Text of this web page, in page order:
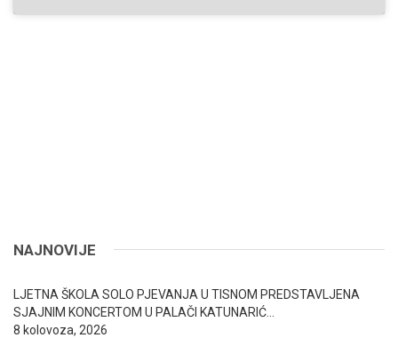
NAJNOVIJE
LJETNA ŠKOLA SOLO PJEVANJA U TISNOM PREDSTAVLJENA
SJAJNIM KONCERTOM U PALAČI KATUNARIĆ…
8 kolovoza, 2026